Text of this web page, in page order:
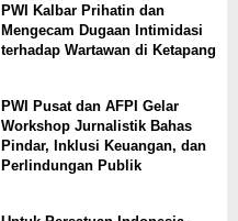
PWI Kalbar Prihatin dan
Mengecam Dugaan Intimidasi
terhadap Wartawan di Ketapang
PWI Pusat dan AFPI Gelar
Workshop Jurnalistik Bahas
Pindar, Inklusi Keuangan, dan
Perlindungan Publik